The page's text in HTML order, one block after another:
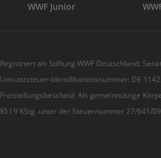
WWF Junior
Registriert als Stiftung WWF Deutschland,
Umsatzsteuer-Identifikationsnummer: DE
Freistellungsbescheid: Als gemeinnützige
§5 I 9 KStg. unter der Steuernummer 27/641/